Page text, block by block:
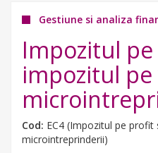
Gestiune si analiza
Impozitul
impozitul pe
Cod: EC4 (Impozitul pe
microintreprinderii)